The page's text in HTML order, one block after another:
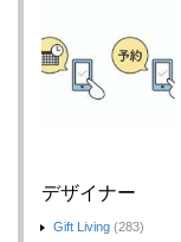
デザイナー
Gift Living (283)